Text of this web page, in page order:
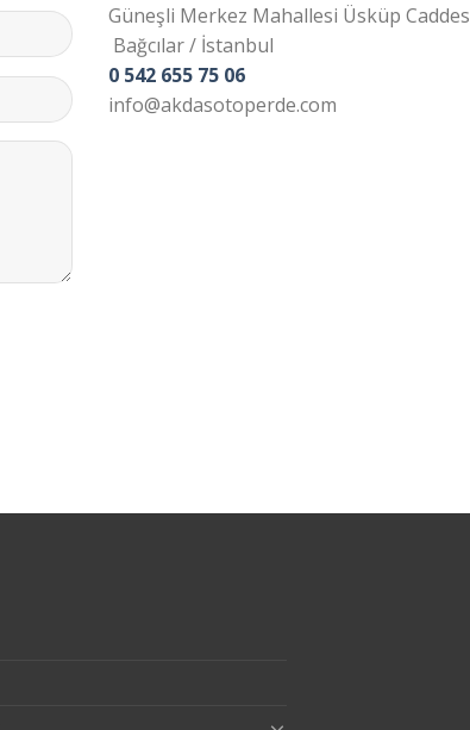
Güneşli Merkez Mahallesi Üsküp
Bağcılar / İstanbul
0 542 655 75 06
info@akdasotoperde.com